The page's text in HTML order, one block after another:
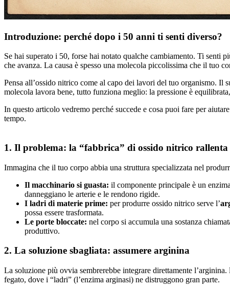
Introduzione: perché dopo i 50 anni ti senti diverso?
Se hai superato i 50, forse hai notato qualche cambiamento. Ti senti
che avanza. La causa è spesso una molecola piccolissima che il tuo
Pensa all’ossido nitrico come al capo dei lavori del tuo organismo. Il
molecola lavora bene, tutto funziona meglio: la pressione è
In questo articolo vedremo perché succede e cosa puoi fare per
tempo.
1. Il problema: la “fabbrica” di ossido nitrico rallenta
Immagina che il tuo corpo abbia una struttura specializzata nel
Il macchinario si guasta: il componente principale è un
danneggiano le arterie e le rendono rigide.
I ladri di materie prime: per produrre ossido nitrico serve l’
possa essere trasformata.
Le porte bloccate: nel corpo si accumula una sostanza
produttivo.
2. La soluzione sbagliata: assumere arginina
La soluzione più ovvia sembrerebbe integrare direttamente
fegato, dove i “ladri” (l’enzima arginasi) ne distruggono gran parte.